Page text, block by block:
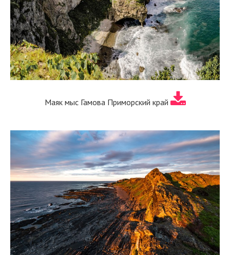
Маяк мыс Гамова Приморский край